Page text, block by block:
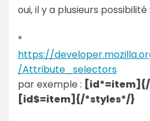
oui, il y a plusieurs possibilité :
*
https://
/Attribute_selectors
par exemple :
[id$=item]{/*styles*/}